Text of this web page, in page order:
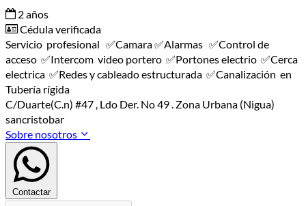
2 años
Cédula verificada
Servicio profesional ✅️Camara ✅️Alarmas ✅️Control de
acceso ✅️Intercom video portero ✅️Portones electrio ✅️Cerca
electrica ✅️Redes y cableado estructurada ✅️Canalización en
Tubería rígida
C/Duarte(C.n) #47 , Ldo Der. No 49 . Zona Urbana (Nigua)
sancristobar
Sobre nosotros
Contactar